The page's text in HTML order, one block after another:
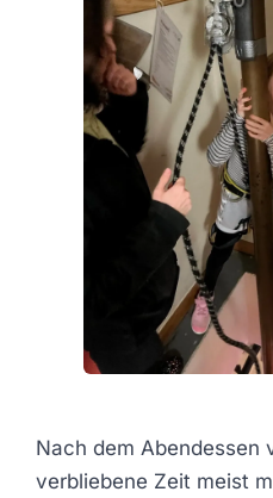
Nach dem Abendessen
verbliebene Zeit meist